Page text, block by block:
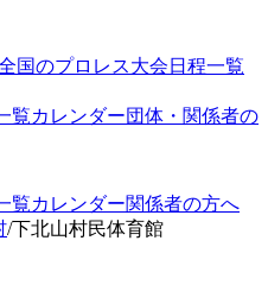
国のプロレス大会日程一覧
覧カレンダー団体・関係者の
覧カレンダー関係者の方へ
/下北山村民体育館